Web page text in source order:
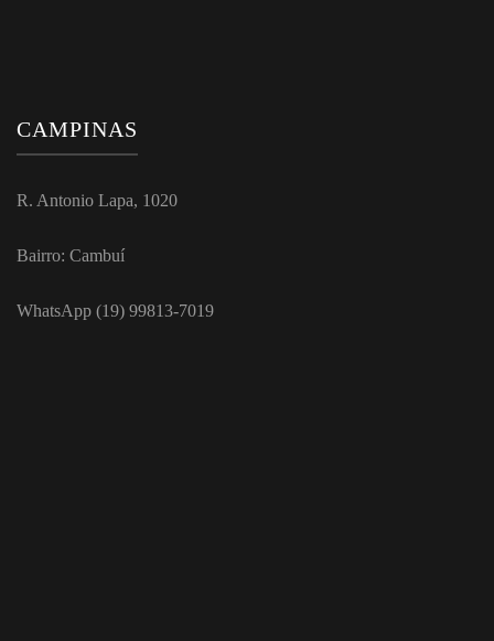
CAMPINAS
R. Antonio Lapa, 1020
Bairro: Cambuí
WhatsApp (19) 99813-7019